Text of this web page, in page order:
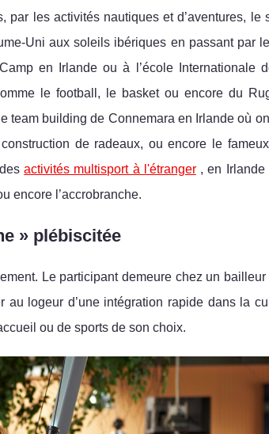
les activités nautiques et d’aventures, le
Uni aux soleils ibériques en passant par
en Irlande ou à l’école Internationale
le football, le basket ou encore du
building de Connemara en Irlande où
de radeaux, ou encore le
desactivités multisport à l'étranger, en Irlande
encore l’accrobranche.
» plébiscitée
Le participant demeure chez un
logeur d’une intégration rapide dans la
ou de sports de son choix.